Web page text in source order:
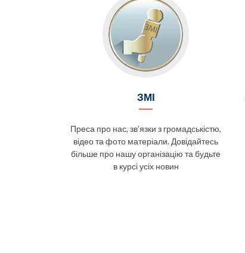
ЗМІ
Преса про нас, зв’язки з громадськістю,
відео та фото матеріали. Довідайтесь
більше про нашу організацію та будьте
в курсі усіх новин